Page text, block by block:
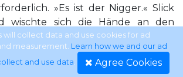
»Es ist der Nigger.« Slick
wischte sich die Hände an den
während Little Bird das grüne
aus der Buchse hinterm Ohr
das 8er Servo-
will collect data and use cookies for ad
measurement. Learn how we and our ad
and use data. Agree Cookies